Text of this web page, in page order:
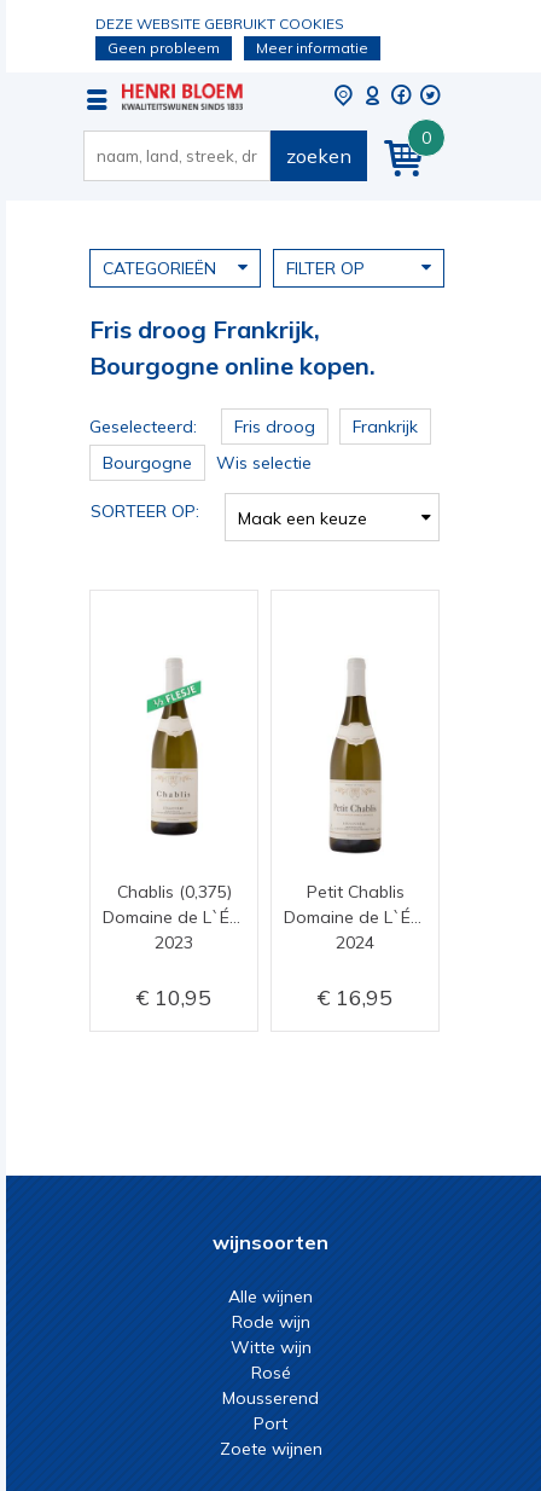
DEZE WEBSITE GEBRUIKT COOKIES
Geen probleem
Meer informatie
0
zoeken
CATEGORIEËN FILTER OP
Fris droog Frankrijk,
Bourgogne online kopen.
Geselecteerd: Fris droog
Frankrijk
Bourgogne
Wis selectie
SORTEER OP: Maak een keuze
Chablis (0,375)
2023
10,95
Petit Chablis
2024
16,95
wijnsoorten
Alle wijnen
Rode wijn
Witte wijn
Rosé
Mousserend
Port
Zoete wijnen